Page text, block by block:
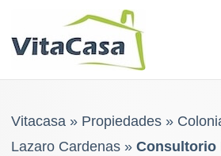
Vitacasa» Propiedades»
Lazaro Cardenas» Consultorio